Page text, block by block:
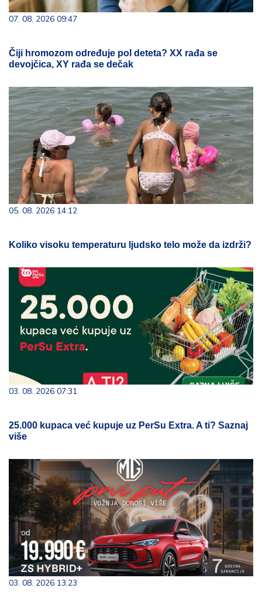
07. 08. 2026 09:47
Čiji hromozom određuje pol deteta? XX rađa se
devojčica, XY rađa se dečak
05. 08. 2026 14:12
Koliko visoku temperaturu ljudsko telo može da izdrži?
03. 08. 2026 07:31
25.000 kupaca već kupuje uz PerSu Extra. A ti? Saznaj
više
03. 08. 2026 13:23